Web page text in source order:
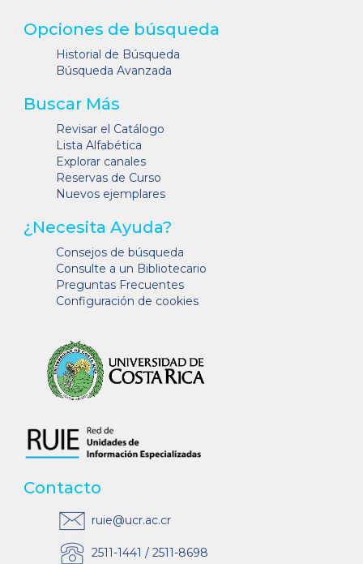
Opciones de búsqueda
Historial de Búsqueda
Búsqueda Avanzada
Buscar Más
Revisar el Catálogo
Lista Alfabética
Explorar canales
Reservas de Curso
Nuevos ejemplares
¿Necesita Ayuda?
Consejos de búsqueda
Consulte a un Bibliotecario
Preguntas Frecuentes
Configuración de cookies
Contacto
ruie@ucr.ac.cr
2511-1441 / 2511-8698